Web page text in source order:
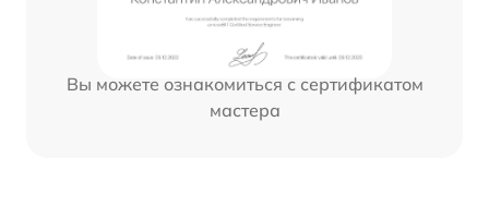
Вы можете ознакомиться с сертификатом
мастера